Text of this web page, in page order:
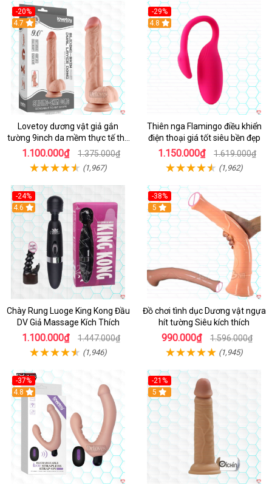
-20%
Hot
4.7
Lovetoy dương vật giả gắn
tường 9inch da mềm thực tế thú
vị
1.100.000₫ 1.375.000₫
(1,967)
-29%
Hot
4.8
Thiên nga Flamingo điều khiển
điện thoại giá tốt siêu bền đẹp
1.150.000₫ 1.619.000₫
(1,962)
-24%
4.6
Chày Rung Luoge King Kong Đầu
DV Giả Massage Kích Thích
1.100.000₫ 1.447.000₫
(1,946)
-38%
Hot
5
Đồ chơi tình dục Dương vật ngựa
hít tường Siêu kích thích
990.000₫ 1.596.000₫
(1,945)
-37%
Hot
4.8
-21%
Hot
5